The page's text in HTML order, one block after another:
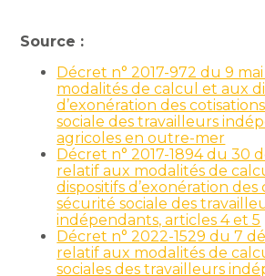
Source :
Décret n° 2017-972 du 9
modalités de calcul et aux
d’exonération des
sociale des travailleurs
agricoles en outre-mer
Décret n° 2017-1894 du 30
relatif aux modalités de
dispositifs d’exonération des
sécurité sociale des
indépendants, articles 4 et 5
Décret n° 2022-1529 du 7
relatif aux modalités de
sociales des travailleurs